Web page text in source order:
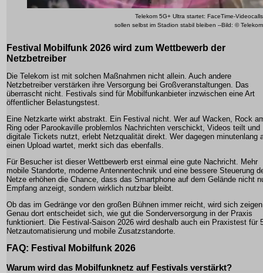
Telekom 5G+ Ultra startet: FaceTime-Videocalls
sollen selbst im Stadion stabil bleiben --Bild: © Telekom
Festival Mobilfunk 2026 wird zum Wettbewerb der
Netzbetreiber
Die Telekom ist mit solchen Maßnahmen nicht allein. Auch andere
Netzbetreiber verstärken ihre Versorgung bei Großveranstaltungen. Das
überrascht nicht. Festivals sind für Mobilfunkanbieter inzwischen eine Art
öffentlicher Belastungstest.
Eine Netzkarte wirkt abstrakt. Ein Festival nicht. Wer auf Wacken, Rock
Ring oder Parookaville problemlos Nachrichten verschickt, Videos teilt und
digitale Tickets nutzt, erlebt Netzqualität direkt. Wer dagegen minutenlang
einen Upload wartet, merkt sich das ebenfalls.
Für Besucher ist dieser Wettbewerb erst einmal eine gute Nachricht. Mehr
mobile Standorte, moderne Antennentechnik und eine bessere Steuerung
Netze erhöhen die Chance, dass das Smartphone auf dem Gelände nicht
Empfang anzeigt, sondern wirklich nutzbar bleibt.
Ob das im Gedränge vor den großen Bühnen immer reicht, wird sich
Genau dort entscheidet sich, wie gut die Sonderversorgung in der Praxis
funktioniert. Die Festival-Saison 2026 wird deshalb auch ein Praxistest für
Netzautomatisierung und mobile Zusatzstandorte.
FAQ: Festival Mobilfunk 2026
Warum wird das Mobilfunknetz auf Festivals verstärkt?